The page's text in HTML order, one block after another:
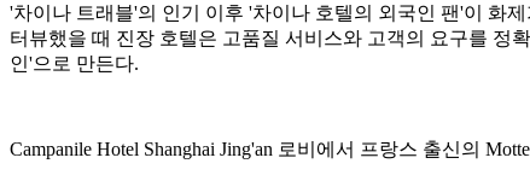
'차이나 트래블'의 인기 이후 '차이나 호텔의 외국인 팬'이 화
터뷰했을 때 진장 호텔은 고품질 서비스와 고객의 요구를 정
인'으로 만든다.
Campanile Hotel Shanghai Jing'an 로비에서 프랑스 출신의